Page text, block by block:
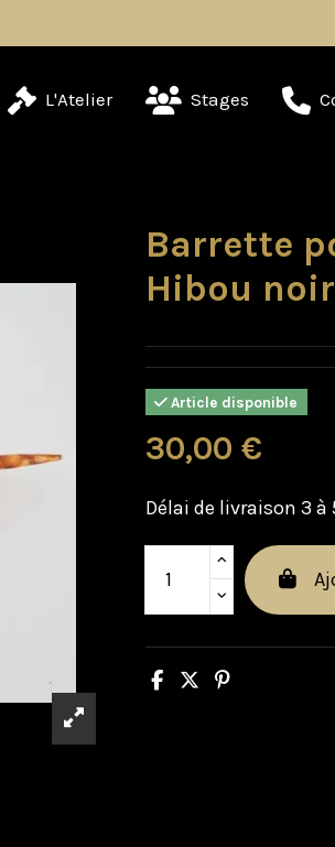
L'Atelier Stages
Barrette
Hibou noir
Article disponible
30,00 €
Délai de livraison 3 à